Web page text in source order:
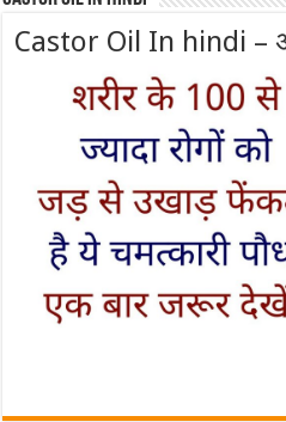
Castor Oil In hindi –